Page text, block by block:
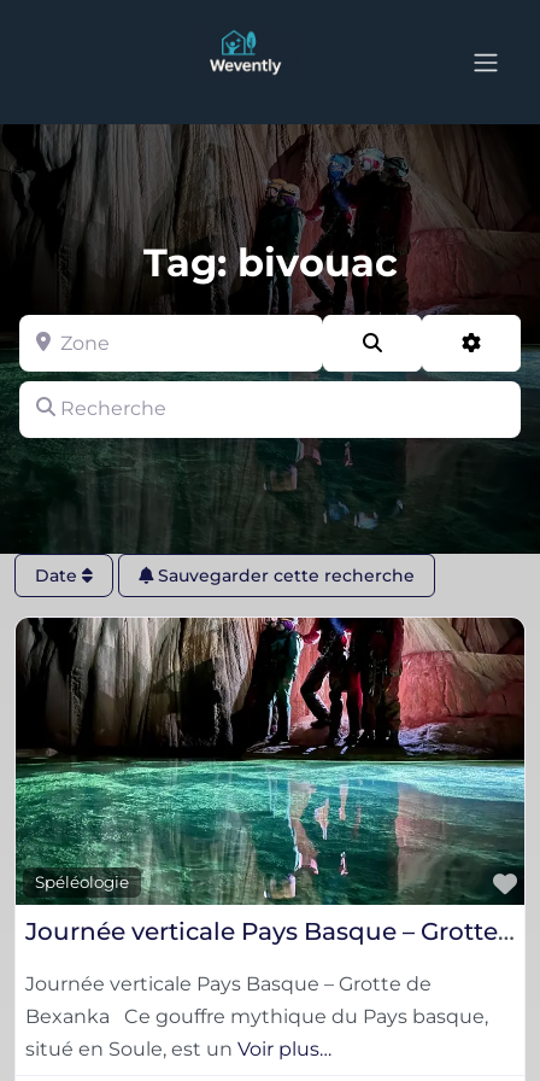
Tag: bivouac
Recherche
Zone
Date Sauvegarder cette recherche
Spéléologie
Journée verticale Pays Basque – Grotte de Bexanka
Journée verticale Pays Basque – Grotte de
Bexanka Ce gouffre mythique du Pays basque,
situé en Soule, est un Voir plus…